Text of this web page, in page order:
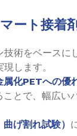
ート接着剤
術をベースに
します。
化PETへの優
ことで、幅広い
げ割れ試験）